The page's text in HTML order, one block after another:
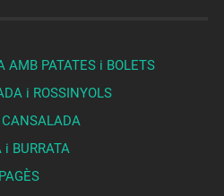
AMB PATATES i BOLETS
i ROSSINYOLS
i BURRATA